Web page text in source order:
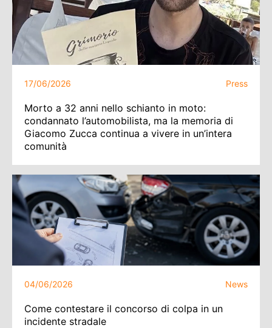
17/06/2026 Press
Morto a 32 anni nello schianto in moto:
condannato l’automobilista, ma la memoria di
Giacomo Zucca continua a vivere in un’intera
comunità
04/06/2026 News
Come contestare il concorso di colpa in un
incidente stradale